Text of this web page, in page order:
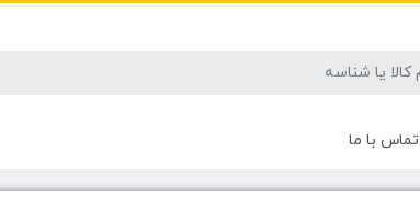
تماس با ما